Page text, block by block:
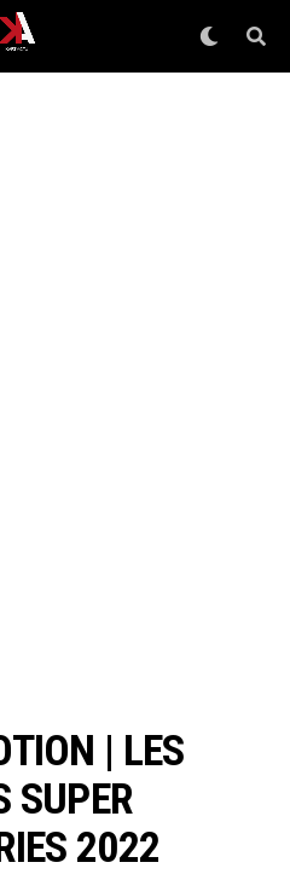
| LES
SUPER
2022